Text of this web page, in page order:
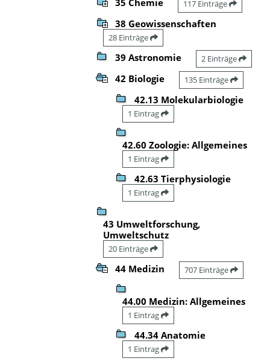
117 Einträge
38 Geowissenschaften
28 Einträge
39 Astronomie 2 Einträge
42 Biologie 135 Einträge
42.13 Molekularbiologie
1 Eintrag
42.60 Zoologie: Allgemeines
1 Eintrag
42.63 Tierphysiologie
1 Eintrag
43 Umweltforschung,
Umweltschutz
20 Einträge
44 Medizin 707 Einträge
44.00 Medizin: Allgemeines
1 Eintrag
44.34 Anatomie
1 Eintrag